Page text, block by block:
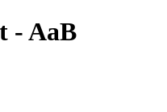
- AaB